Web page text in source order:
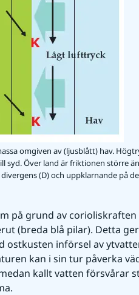
omgiven av (ljusblått) hav.
syd. Över land är friktionen större
(D) och uppklarnande på
på grund av
(breda blå pilar). Detta
ostkusten införsel av
kan i sin tur påverka
kallt vatten försvårar